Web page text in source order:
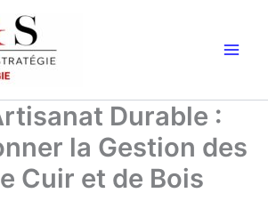
Durable :
la Gestion des
Cuir et de Bois